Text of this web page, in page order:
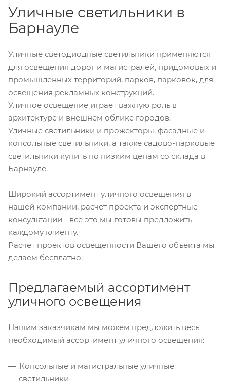
Уличные светильники в
Барнауле
Уличные светодиодные светильники применяются
для освещения дорог и магистралей, придомовых и
промышленных территорий, парков, парковок, для
освещения рекламных конструкций.
Уличное освещение играет важную роль в
архитектуре и внешнем облике городов.
Уличные светильники и прожекторы, фасадные и
консольные светильники, а также садово-парковые
светильники купить по низким ценам со склада в
Барнауле.
Широкий ассортимент уличного освещения в
нашей компании, расчет проекта и экспертные
консультации - все это мы готовы предложить
каждому клиенту.
Расчет проектов освещенности Вашего объекта мы
делаем бесплатно.
Предлагаемый ассортимент
уличного освещения
Нашим заказчикам мы можем предложить весь
необходимый ассортимент уличного освещения:
Консольные и магистральные уличные
светильники